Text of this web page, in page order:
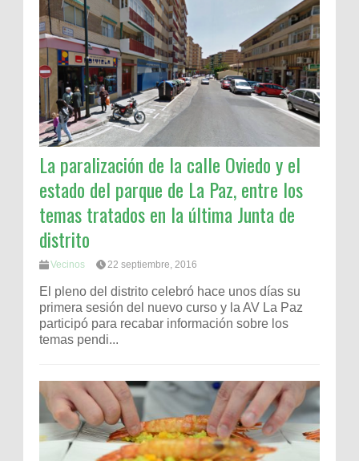
La paralización de la calle Oviedo y el
estado del parque de La Paz, entre los
temas tratados en la última Junta de
distrito
Vecinos 22 septiembre, 2016
El pleno del distrito celebró hace unos días su
primera sesión del nuevo curso y la AV La Paz
participó para recabar información sobre los
temas pendi...